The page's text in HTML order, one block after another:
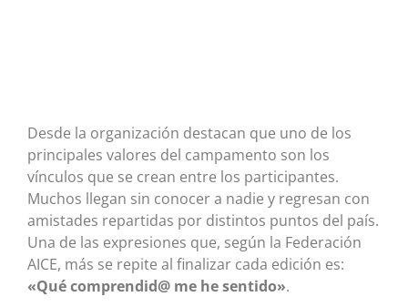
Desde la organización destacan que uno de los
principales valores del campamento son los
vínculos que se crean entre los participantes.
Muchos llegan sin conocer a nadie y regresan con
amistades repartidas por distintos puntos del país.
Una de las expresiones que, según la Federación
AICE, más se repite al finalizar cada edición es:
«Qué comprendid@ me he sentido».